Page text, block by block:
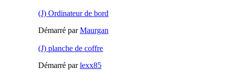
(J) Ordinateur de bord
Démarré parMaurgan
(J) planche de coffre
Démarré parlexx85